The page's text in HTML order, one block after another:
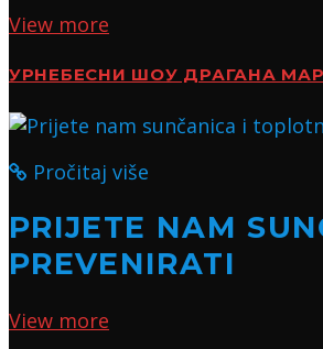
View more
УРНЕБЕСНИ ШОУ ДРАГАНА
Pročitaj više
PRIJETE NAM
PREVENIRATI
View more